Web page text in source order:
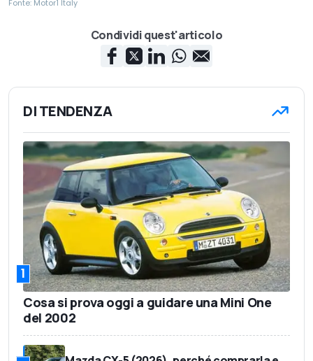
Fonte: Motor1 Italy
Condividi quest'articolo
DI TENDENZA
1
Cosa si prova oggi a guidare una Mini One
del 2002